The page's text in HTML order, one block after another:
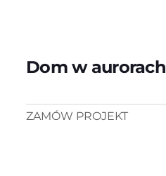
Dom w aurorach
ZAMÓW PROJEKT